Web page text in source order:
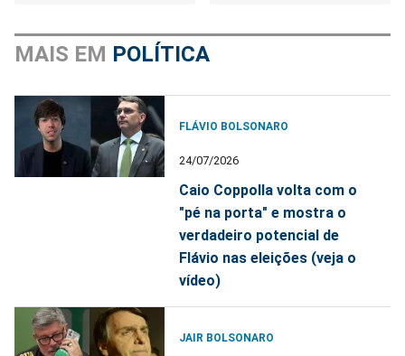
MAIS EM POLÍTICA
FLÁVIO BOLSONARO
24/07/2026
Caio Coppolla volta com o
"pé na porta" e mostra o
verdadeiro potencial de
Flávio nas eleições (veja o
vídeo)
JAIR BOLSONARO